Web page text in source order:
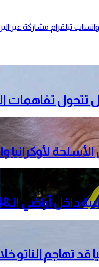
واتساب تيلقرام مشاركة عبر
تفاهمات
لأوكرانيا
الناتو خلال 3